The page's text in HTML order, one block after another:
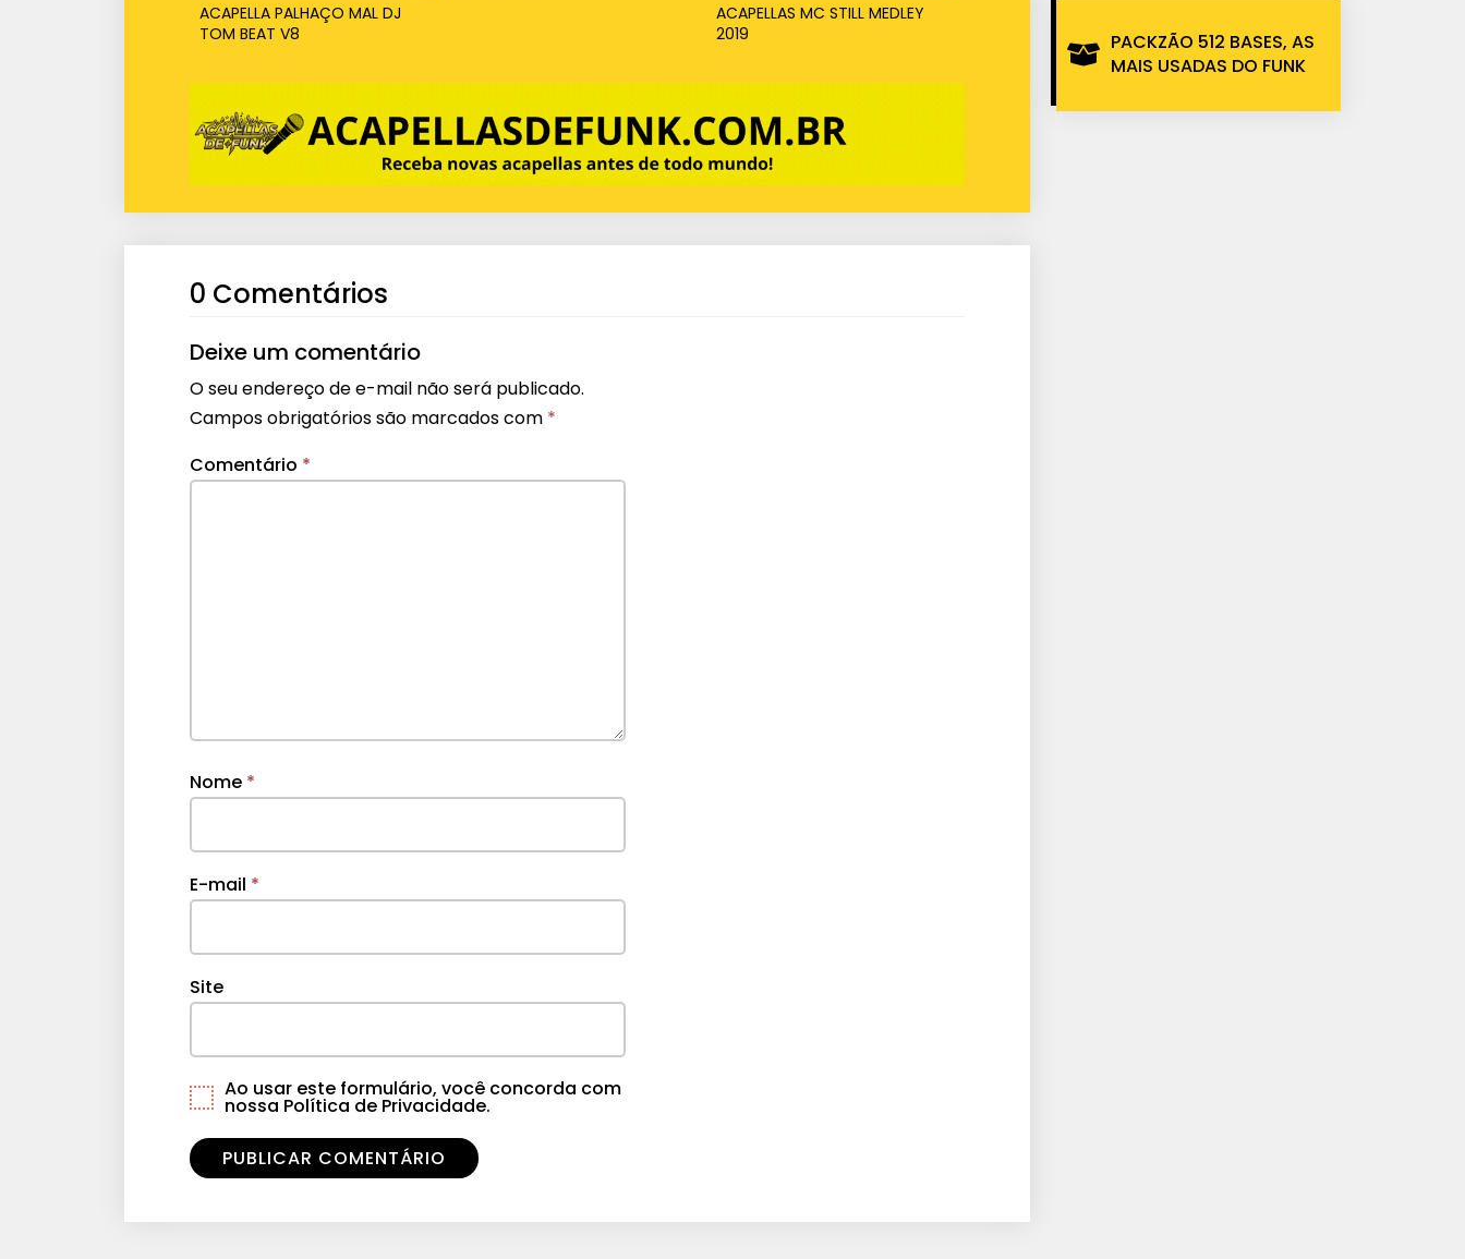
ACAPELLA PALHAÇO MAL DJ
TOM BEAT V8
ACAPELLAS MC STILL MEDLEY
2019
0 Comentários
Deixe um comentário
O seu endereço de e-mail não será publicado.
Campos obrigatórios são marcados com *
Comentário *
Nome *
E-mail *
Site
Ao usar este formulário, você concorda com
nossa Política de Privacidade.
PACKZÃO 512 BASES, AS
MAIS USADAS DO FUNK